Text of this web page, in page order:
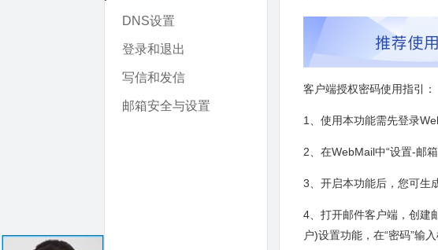
DNS设置
登录和退出
写信和发信
邮箱安全与设置
客户端授权密码使用指引：
1、使用本功能需先登录
2、在WebMail中“设置-邮
3、开启本功能后，您可生
4、打开邮件客户端，创建
户)设置功能，在“密码”输